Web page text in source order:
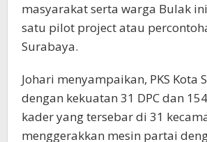
masyarakat serta warga Bulak
satu pilot project atau
Surabaya.
Johari menyampaikan, PKS Kota
dengan kekuatan 31 DPC dan
kader yang tersebar di 31
menggerakkan mesin partai